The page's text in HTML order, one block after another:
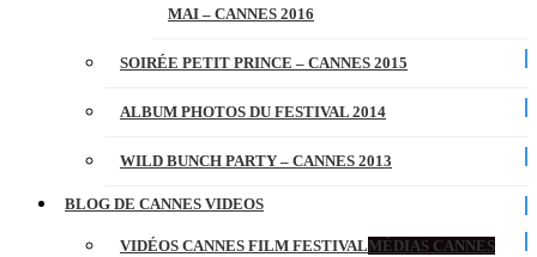
MAI – CANNES 2016
SOIRÉE PETIT PRINCE – CANNES 2015
ALBUM PHOTOS DU FESTIVAL 2014
WILD BUNCH PARTY – CANNES 2013
BLOG DE CANNES VIDEOS
VIDÉOS CANNES FILM FESTIVALMÉDIAS CANNES